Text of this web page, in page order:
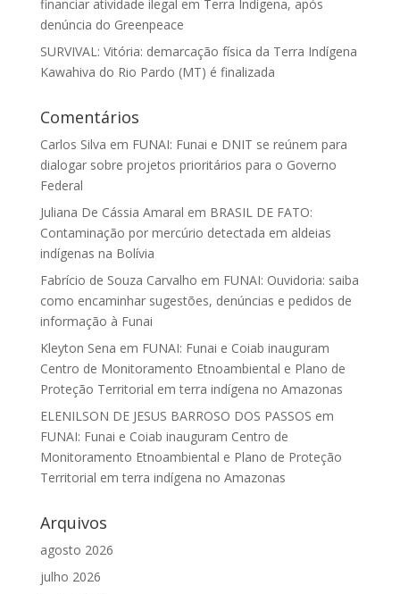
financiar atividade ilegal em Terra Indígena, após
denúncia do Greenpeace
SURVIVAL: Vitória: demarcação física da Terra Indígena
Kawahiva do Rio Pardo (MT) é finalizada
Comentários
Carlos Silva em FUNAI: Funai e DNIT se reúnem para
dialogar sobre projetos prioritários para o Governo
Federal
Juliana De Cássia Amaral em BRASIL DE FATO:
Contaminação por mercúrio detectada em aldeias
indígenas na Bolívia
Fabrício de Souza Carvalho em FUNAI: Ouvidoria: saiba
como encaminhar sugestões, denúncias e pedidos de
informação à Funai
Kleyton Sena em FUNAI: Funai e Coiab inauguram
Centro de Monitoramento Etnoambiental e Plano de
Proteção Territorial em terra indígena no Amazonas
ELENILSON DE JESUS BARROSO DOS PASSOS em
FUNAI: Funai e Coiab inauguram Centro de
Monitoramento Etnoambiental e Plano de Proteção
Territorial em terra indígena no Amazonas
Arquivos
agosto 2026
julho 2026